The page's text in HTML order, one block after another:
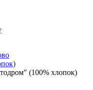
(100% хлопок)